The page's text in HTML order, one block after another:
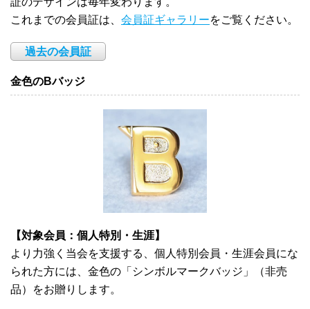
これまでの会員証は、 会員証ギャラリーをご覧ください。
過去の会員証
金色のBバッジ
【対象会員：個人特別・生涯】
より力強く当会を支援する、個人特別会員・生涯会員にな
られた方には、金色の「シンボルマークバッジ」（非売
品）をお贈りします。